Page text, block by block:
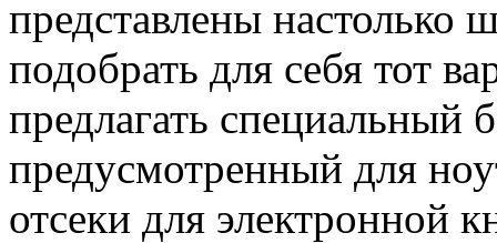
представлены настолько
подобрать для себя тот
предлагать специальный
предусмотренный для
отсеки для электронной